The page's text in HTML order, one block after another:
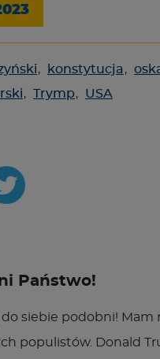
, konstytucja,
, Trymp, USA
Państwo!
do siebie podobni! Mam
populistów. Donald